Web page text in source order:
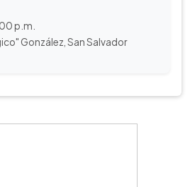
p.m.
González, San Salvador